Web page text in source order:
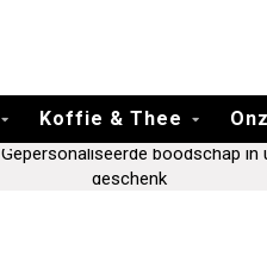
Koffie & Thee
Gepersonaliseerde boodschap in
geschenk